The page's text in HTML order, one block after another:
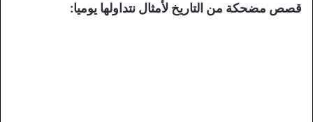
قصص مضحكة من التاريخ لأمثال نتداولها يوميا: